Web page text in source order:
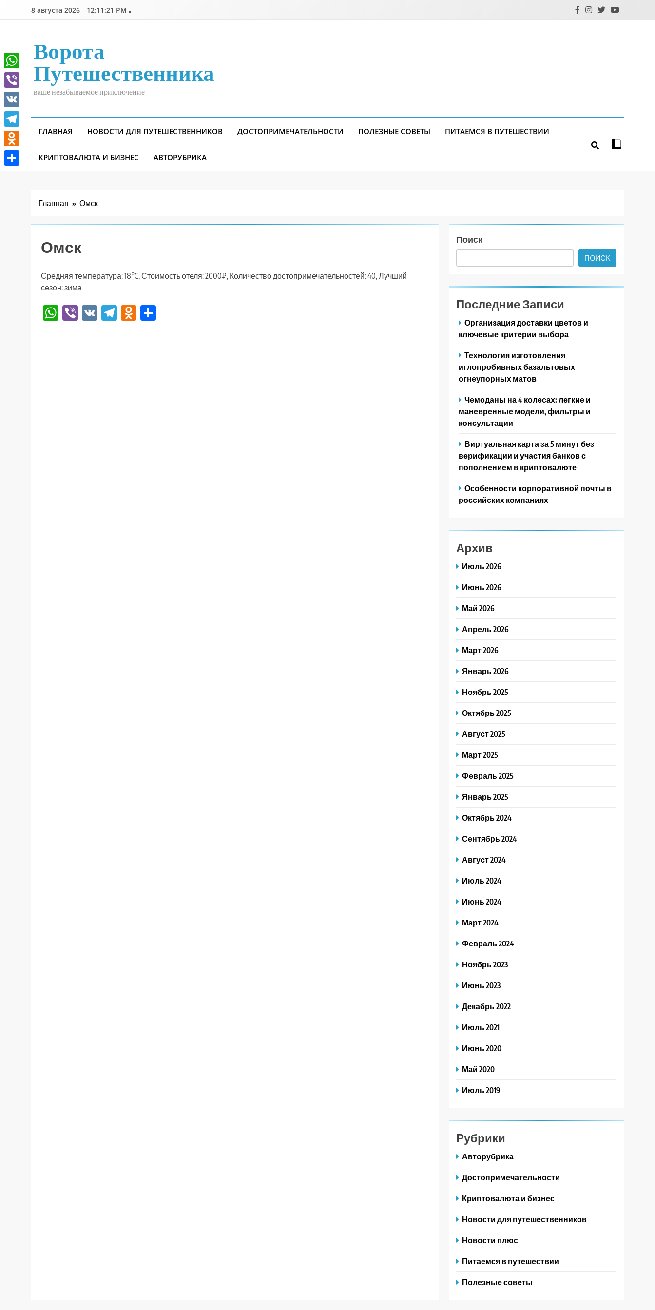
8 августа 2026 12:11:21 PM
Ворота
Путешественника
ваше незабываемое приключение
ГЛАВНАЯ НОВОСТИ ДЛЯ ПУТЕШЕСТВЕННИКОВ ДОСТОПРИМЕЧАТЕЛЬНОСТИ ПОЛЕЗНЫЕ СОВЕТЫ ПИТАЕМСЯ В ПУТЕШЕСТВИИ
КРИПТОВАЛЮТА И БИЗНЕС АВТОРУБРИКА
Главная Омск
Омск
Средняя температура: 18°C, Стоимость отеля: 2000₽, Количество достопримечательностей: 40, Лучший
сезон: зима
WhatsApp
Viber
VK TelegramOdnoklassniki
Поиск
ПОИСК
Последние Записи
Организация доставки цветов и
ключевые критерии выбора
Технология изготовления
иглопробивных базальтовых
огнеупорных матов
Чемоданы на 4 колесах: легкие и
маневренные модели, фильтры и
консультации
Виртуальная карта за 5 минут без
верификации и участия банков с
пополнением в криптовалюте
Особенности корпоративной почты в
российских компаниях
Архив
Июль 2026
Июнь 2026
Май 2026
Апрель 2026
Март 2026
Январь 2026
Ноябрь 2025
Октябрь 2025
Август 2025
Март 2025
Февраль 2025
Январь 2025
Октябрь 2024
Сентябрь 2024
Август 2024
Июль 2024
Июнь 2024
Март 2024
Февраль 2024
Ноябрь 2023
Июнь 2023
Декабрь 2022
Июль 2021
Июнь 2020
Май 2020
Июль 2019
Рубрики
Авторубрика
Достопримечательности
Криптовалюта и бизнес
Новости для путешественников
Новости плюс
Питаемся в путешествии
Полезные советы
WhatsApp
Viber
VK
Telegram
Odnoklassniki